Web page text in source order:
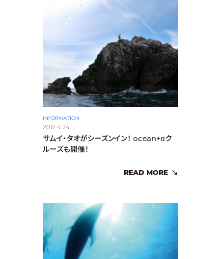
INFORMATION
2012.4.24
サムイ・タオがシーズンイン！ ocean+αク
ルーズも開催！
READ MORE